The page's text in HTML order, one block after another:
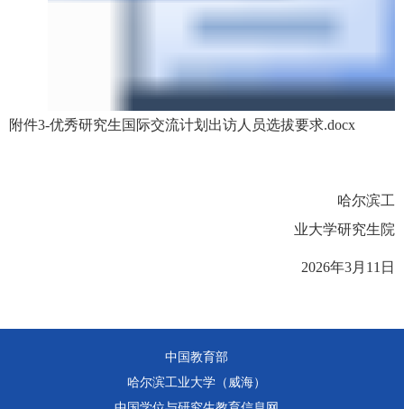
附件3-优秀研究生国际交流计划出访人员选拔要求.docx
哈尔滨工
业大学研究生院
2026年3月 1 1 日
中国教育部
哈尔滨工业大学（威海）